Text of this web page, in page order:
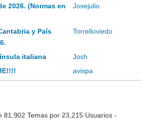
2026. (Normas en
Josejulio
y País
Torrelloviedo
italiana
Josh
avispa
81,902 Temas por 23,215 Usuarios -